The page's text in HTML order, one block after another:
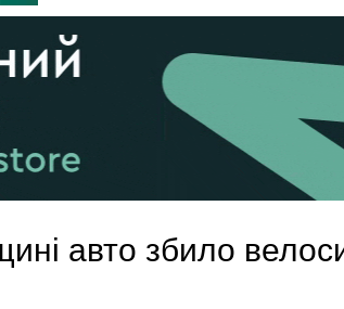
На Хустщині внаслідок ДТП за участі трьох авто
Інструктора районного ТЦК на Закарпатті судитимуть
авто збило